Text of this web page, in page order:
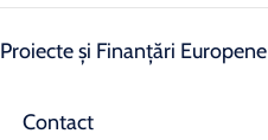
Proiecte și Finanțări Europene
Contact